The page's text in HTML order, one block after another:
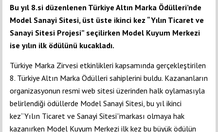
Bu yıl 8.si düzenlenen Türkiye Altın Marka Ödülleri’nde
Model Sanayi Sitesi, üst üste ikinci kez “Yılın Ticaret ve
Sanayi Sitesi Projesi” seçilirken Model Kuyum Merkezi
ise yılın ilk ödülünü kucakladı.
Türkiye Marka Zirvesi etkinlikleri kapsamında gerçekleştirilen
8. Türkiye Altın Marka Ödülleri sahiplerini buldu. Kazananların
organizasyonun resmi web sitesi üzerinden halk oylamasıyla
belirlendiği ödüllerde Model Sanayi Sitesi, bu yıl ikinci
kez“Yılın Ticaret ve Sanayi Sitesi”markası olmaya hak
kazanırken Model Kuyum Merkezi ilk kez bu büyük ödülün